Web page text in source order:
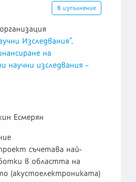
В изпълнение
Изследвания“,
на
научни изследвания –
Есмерян
съчетава най-
в областта на
(акустоелектрониката)